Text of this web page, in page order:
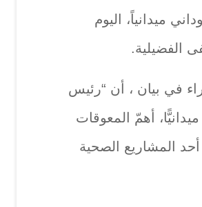
ميدانياً، اليوم
الفضيلية.
في بيان ، أن “رئيس
أهمّ المعوقات
المشاريع الصحية